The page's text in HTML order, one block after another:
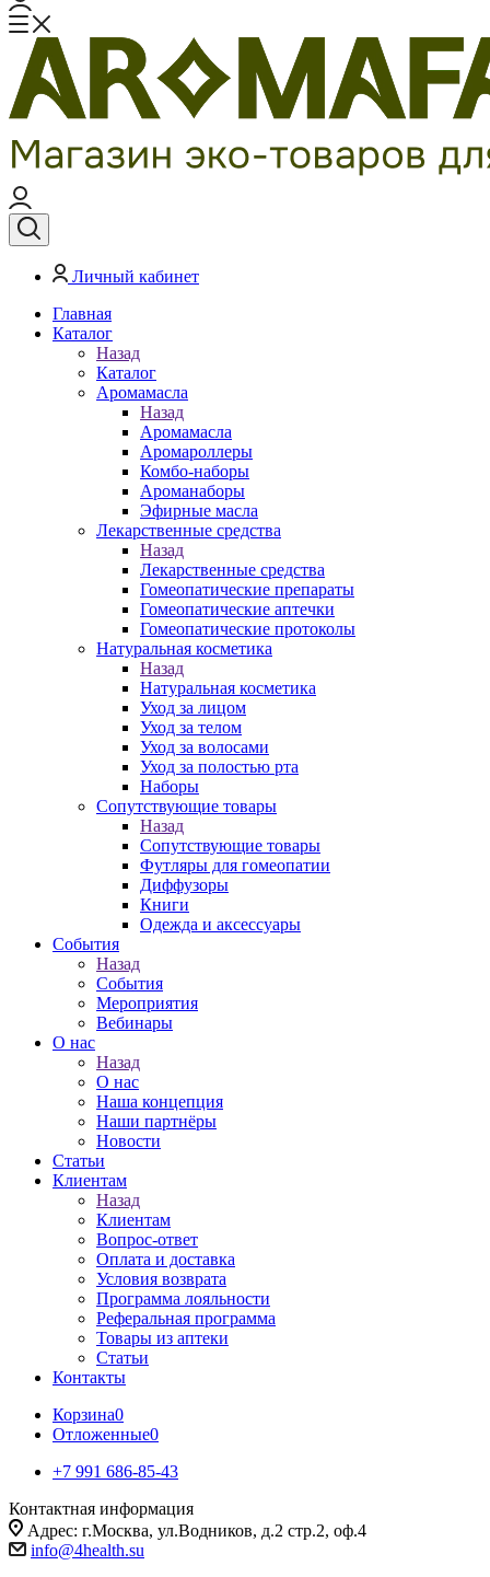
Личный кабинет
Главная
Каталог
Назад
Каталог
Аромамасла
Назад
Аромамасла
Аромароллеры
Комбо-наборы
Ароманаборы
Эфирные масла
Лекарственные средства
Назад
Лекарственные средства
Гомеопатические препараты
Гомеопатические аптечки
Гомеопатические протоколы
Натуральная косметика
Назад
Натуральная косметика
Уход за лицом
Уход за телом
Уход за волосами
Уход за полостью рта
Наборы
Сопутствующие товары
Назад
Сопутствующие товары
Футляры для гомеопатии
Диффузоры
Книги
Одежда и аксессуары
События
Назад
События
Мероприятия
Вебинары
О нас
Назад
О нас
Наша концепция
Наши партнёры
Новости
Статьи
Клиентам
Назад
Клиентам
Вопрос-ответ
Оплата и доставка
Условия возврата
Программа лояльности
Реферальная программа
Товары из аптеки
Статьи
Контакты
Корзина0
Отложенные0
+7 991 686-85-43
Контактная информация
Адрес: г.Москва, ул.Водников, д.2 стр.2, оф.4
info@4health.su